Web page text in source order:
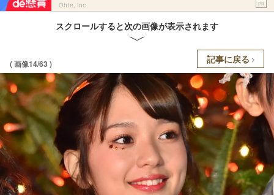
Ohte, Inc. PR
スクロールすると次の画像が表示されます
( 画像14/63 ) 記事に戻る